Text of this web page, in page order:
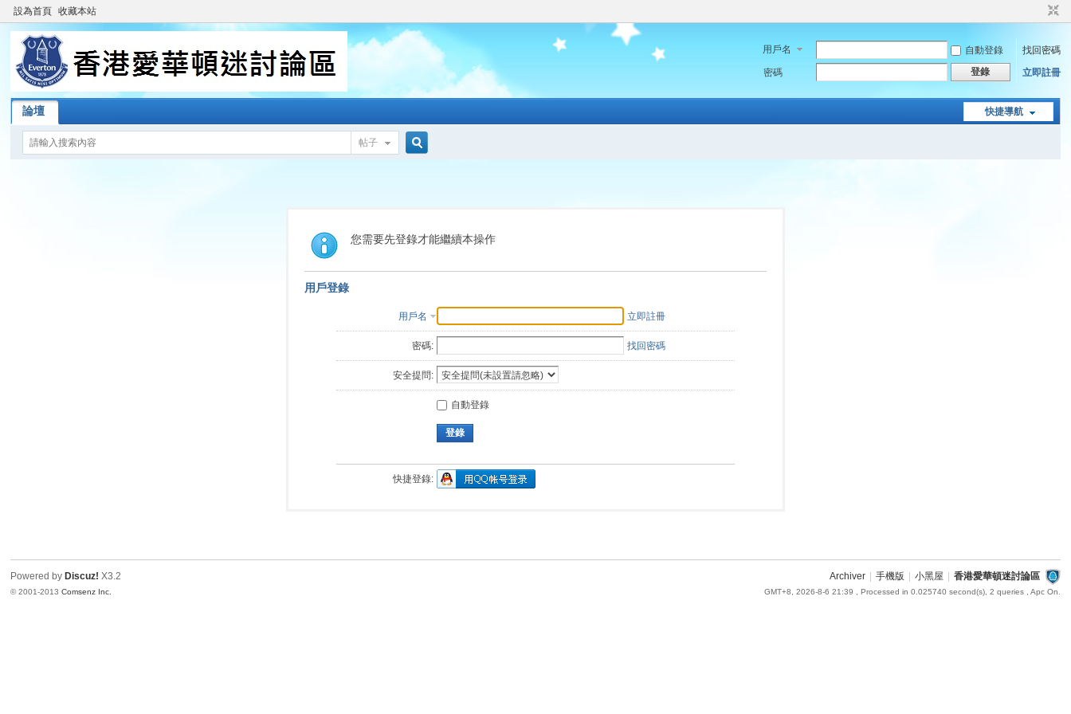
設為首頁 收藏本站
用戶名 自動登錄
找回密碼
密碼
登錄 立即註冊
快捷導航
論壇
帖子
索
您需要先登錄才能繼續本操作
用戶登錄
用戶名 立即註冊
密碼: 找回密碼
安全提問:
自動登錄
登錄
快捷登錄:
Archiver 手機版 小黑屋 香港愛華頓迷討論區
GMT+8, 2026-8-6 21:39 , Processed in 0.025740 second(s), 2 queries , Apc On.
Powered by Discuz! X3.2
© 2001-2013Comsenz Inc.